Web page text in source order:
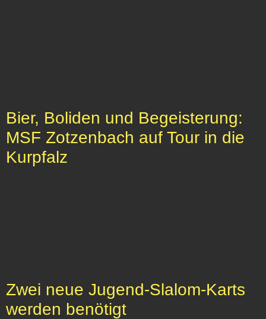
Bier, Boliden und Begeisterung:
MSF Zotzenbach auf Tour in die
Kurpfalz
Zwei neue Jugend-Slalom-Karts
werden benötigt